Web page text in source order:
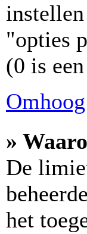
"opties
(0 is
Omhoog
»
De
het